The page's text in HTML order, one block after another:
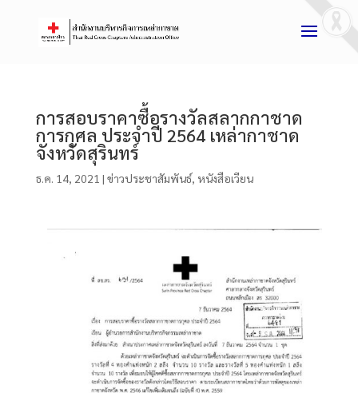
การสอบราคาซื้อรางวัลสลากกาชาด
การกุศล ประจำปี 2564 เหล่ากาชาด
จังหวัดสุรินทร์
ธ.ค. 14, 2021 | ข่าวประชาสัมพันธ์, หนังสือเวียน